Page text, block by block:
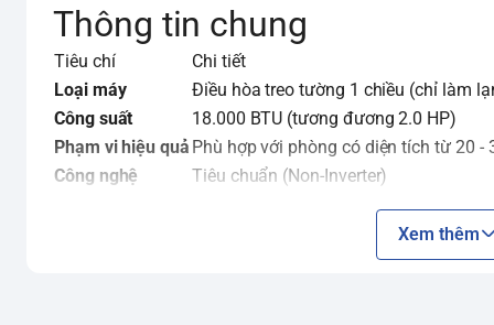
Thông tin chung
Tiêu chí
Chi tiết
Loại máy
Điều hòa treo tường 1 chiều (chỉ làm
Công suất
18.000 BTU (tương đương 2.0 HP)
Phạm vi hiệu quả Phù hợp với phòng có diện tích từ 20 -
Công nghệ
Tiêu chuẩn (Non-Inverter)
Xem thêm